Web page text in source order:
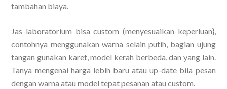
tambahan biaya.
Jas laboratorium bisa custom (menyesuaikan keperluan},
contohnya menggunakan warna selain putih, bagian ujung
tangan gunakan karet, model kerah berbeda, dan yang lain.
Tanya mengenai harga lebih baru atau up-date bila pesan
dengan warna atau model tepat pesanan atau custom.